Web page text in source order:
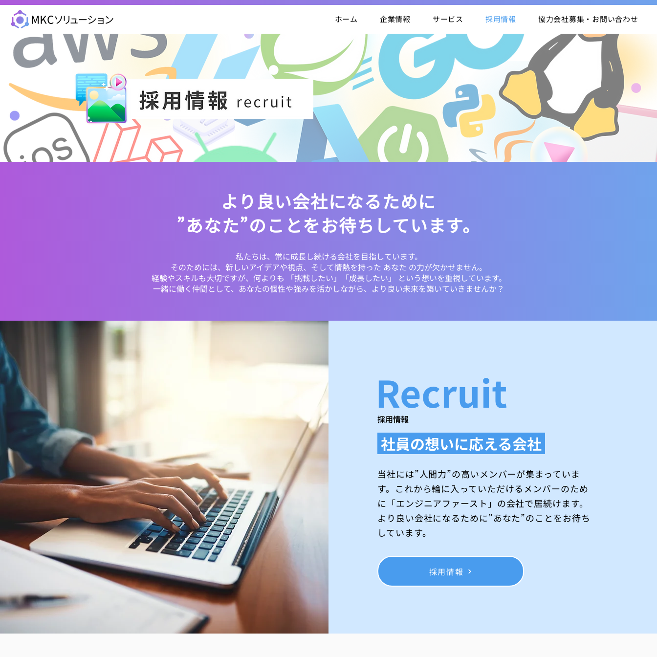
ホーム 企業情報 サービス 採用情報 協力会社募集・お問い合わせ
より良い会社になるために
”あなた”のことをお待ちしています。
私たちは、常に成長し続ける会社を目指しています。
そのためには、新しいアイデアや視点、そして情熱を持った あなた の力が欠かせません。
経験やスキルも大切ですが、何よりも 「挑戦したい」「成長したい」 という想いを重視しています。
一緒に働く仲間として、あなたの個性や強みを活かしながら、より良い未来を築いていきませんか？
Recruit
採用情報
社員の想いに応える会社
当社には”人間力”の高いメンバーが集まっていま
す。これから輪に入っていただけるメンバーのため
に「エンジニアファースト」の会社で居続けます。
より良い会社になるために”あなた”のことをお待ち
しています。
採用情報